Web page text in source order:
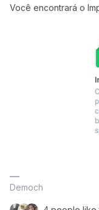
Você encontrará o
Democh